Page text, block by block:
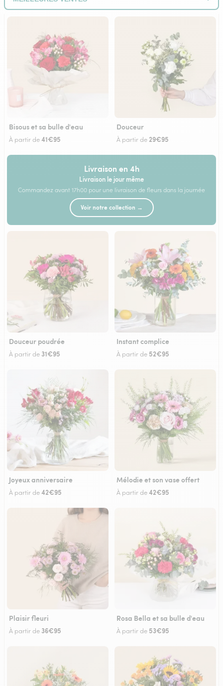
Bisous et sa bulle d'eau
À partir de41€95
Douceur
À partir de29€95
Livraison en 4h
Livraison le jour même
Commandez avant 17h00 pour une livraison de fleurs dans la journée
Voir notre collection →
Douceur poudrée
À partir de 31€95
Instant complice
À partir de 52€95
Joyeux anniversaire
À partir de42€95
Mélodie et son vase offert
À partir de42€95
Plaisir fleuri
À partir de 36€95
Rosa Bella et sa bulle d'eau
À partir de 53€95